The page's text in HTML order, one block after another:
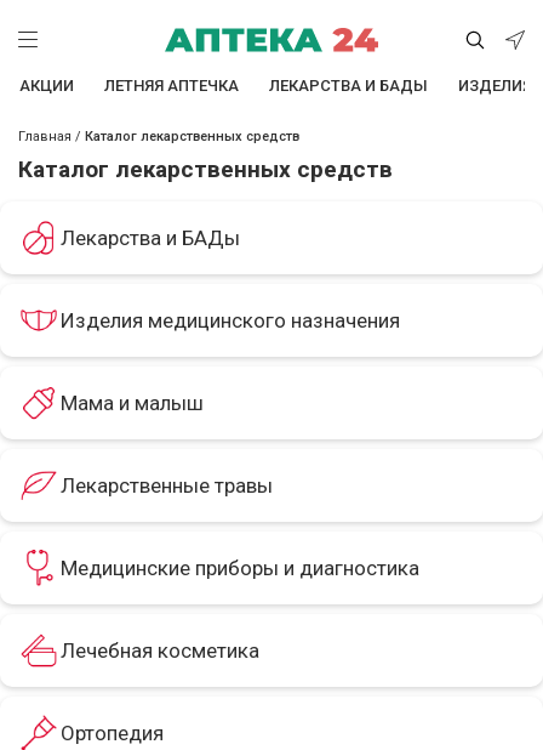
АКЦИИ ЛЕТНЯЯ АПТЕЧКА ЛЕКАРСТВА И БАДЫ ИЗДЕЛИЯ
Главная / Каталог лекарственных средств
Каталог лекарственных средств
Лекарства и БАДы
Изделия медицинского назначения
Мама и малыш
Лекарственные травы
Медицинские приборы и диагностика
Лечебная косметика
Ортопедия